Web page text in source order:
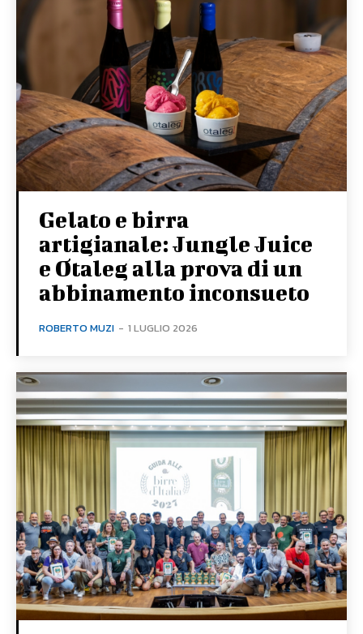
Gelato e birra
artigianale: Jungle Juice
e Otaleg alla prova di un
abbinamento inconsueto
ROBERTO MUZI - 1 LUGLIO 2026